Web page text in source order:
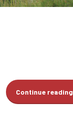
Continue reading